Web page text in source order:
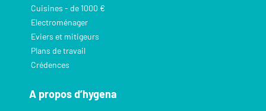
Cuisines - de 1000 €
Electroménager
Eviers et mitigeurs
Plans de travail
Crédences
A propos d’hygena